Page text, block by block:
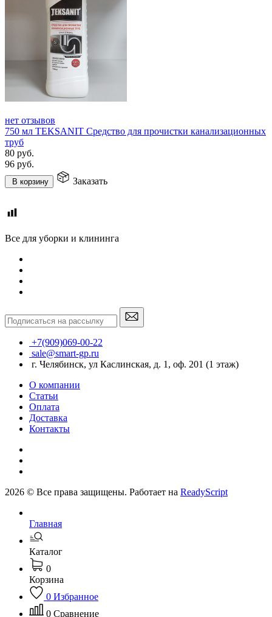
нет отзывов
750 мл TEKSANIT Средство для прочистки канализационных
труб
80 руб.
96 руб.
В корзину Заказать
Все для уборки и клининга
+7(909)069-00-22
sale@smart-gp.ru
г. Челябинск, ул Каслинская, д. 1, оф. 201 (1 этаж)
О компании
Статьи
Оплата
Доставка
Контакты
2026 © Все права защищены. Работает на ReadyScript
Главная
Каталог
0
Корзина
0 Избранное
0 Сравнение